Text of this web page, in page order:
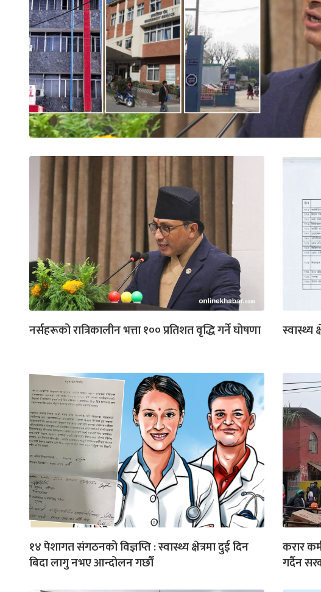
नर्सहरूको रात्रिकालीन भत्ता १०० प्रतिशत वृद्धि गर्ने घोषणा स्वास्थ्य
१४ पेशागत संगठनको विज्ञप्ति : स्वास्थ्य क्षेत्रमा दुई दिन
बिदा लागु नभए आन्दोलन गर्छौं
करार
गर्दैन